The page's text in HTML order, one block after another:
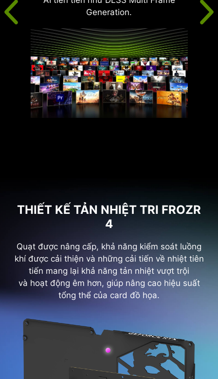
Generation.
THIẾT KẾ TẢN NHIỆT TRI FROZR
4
Quạt được nâng cấp, khả năng kiểm soát luồng
khí được cải thiện và những cải tiến về nhiệt tiên
tiến mang lại khả năng tản nhiệt vượt trội
và hoạt động êm hơn, giúp nâng cao hiệu suất
tổng thể của card đồ họa.